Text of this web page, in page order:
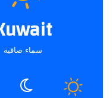
سماء صافية